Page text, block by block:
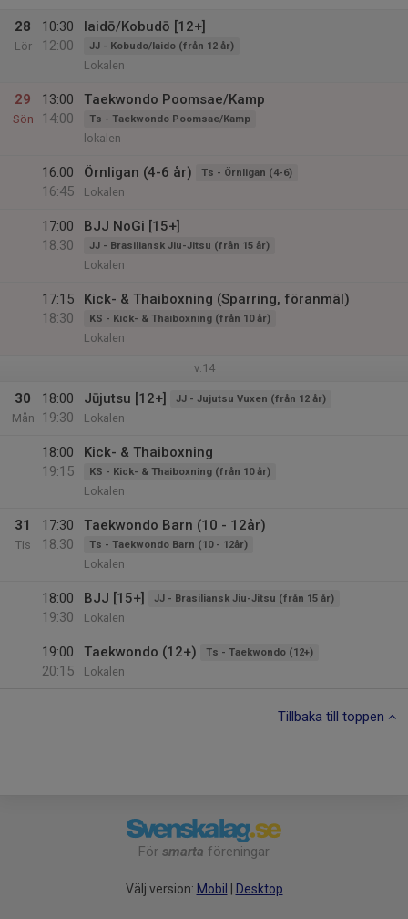
28
Lör
10:30
12:00
Iaidō/Kobudō [12+]
JJ - Kobudo/Iaido (från 12 år)
Lokalen
29
Sön
13:00
14:00
Taekwondo Poomsae/Kamp
Ts - Taekwondo Poomsae/Kamp
lokalen
16:00
16:45
Örnligan (4-6 år) Ts - Örnligan (4-6)
Lokalen
17:00
18:30
BJJ NoGi [15+]
JJ - Brasiliansk Jiu-Jitsu (från 15 år)
Lokalen
17:15
18:30
Kick- & Thaiboxning (Sparring, föranmäl)
KS - Kick- & Thaiboxning (från 10 år)
Lokalen
v.14
30
Mån
18:00
19:30
Jūjutsu [12+] JJ - Jujutsu Vuxen (från 12 år)
Lokalen
18:00
19:15
Kick- & Thaiboxning
KS - Kick- & Thaiboxning (från 10 år)
Lokalen
31
Tis
17:30
18:30
Taekwondo Barn (10 - 12år)
Ts - Taekwondo Barn (10 - 12år)
Lokalen
18:00
19:30
BJJ [15+] JJ - Brasiliansk Jiu-Jitsu (från 15 år)
Lokalen
19:00
20:15
Taekwondo (12+) Ts - Taekwondo (12+)
Lokalen
Tillbaka till toppen
För smarta föreningar
Välj version: Mobil Desktop